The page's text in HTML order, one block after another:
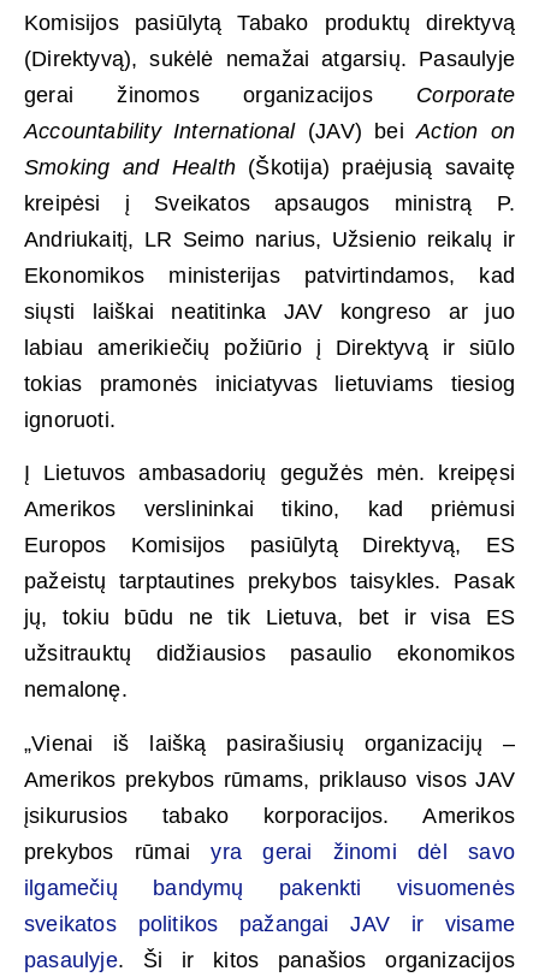
Komisijos pasiūlytą Tabako produktų direktyvą
(Direktyvą), sukėlė nemažai atgarsių. Pasaulyje
gerai žinomos organizacijos Corporate
Accountability International(JAV) beiAction on
Smoking and Health(Škotija) praėjusią savaitę
kreipėsi į Sveikatos apsaugos ministrą P.
Andriukaitį, LR Seimo narius, Užsienio reikalų ir
Ekonomikos ministerijas patvirtindamos, kad
siųsti laiškai neatitinka JAV kongreso ar juo
labiau amerikiečių požiūrio į Direktyvą ir siūlo
tokias pramonės iniciatyvas lietuviams tiesiog
ignoruoti.
Į Lietuvos ambasadorių gegužės mėn. kreipęsi
Amerikos verslininkai tikino, kad priėmusi
Europos Komisijos pasiūlytą Direktyvą, ES
pažeistų tarptautines prekybos taisykles. Pasak
jų, tokiu būdu ne tik Lietuva, bet ir visa ES
užsitrauktų didžiausios pasaulio ekonomikos
nemalonę.
„Vienai iš laišką pasirašiusių organizacijų –
Amerikos prekybos rūmams, priklauso visos JAV
įsikurusios tabako korporacijos. Amerikos
prekybos rūmaiyra gerai žinomi dėl savo
ilgamečių bandymų pakenkti visuomenės
sveikatos politikos pažangai JAV ir visame
pasaulyje. Ši ir kitos panašios organizacijos